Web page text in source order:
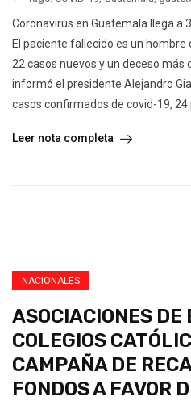
Coronavirus en Guatemala llega a
El paciente fallecido es un
22 casos nuevos y un deceso más
informó el presidente Alejandro
casos confirmados de covid-19, 24
Leer nota completa
NACIONALES
ASOCIACIONES DE
COLEGIOS
CAMPAÑA DE
FONDOS A FAVOR